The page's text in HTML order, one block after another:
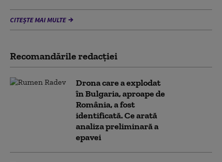
CITEȘTE MAI MULTE
Recomandările redacţiei
Drona care a explodat
în Bulgaria, aproape de
România, a fost
identificată. Ce arată
analiza preliminară a
epavei